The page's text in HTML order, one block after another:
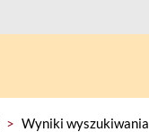
> Wyniki wyszukiwania